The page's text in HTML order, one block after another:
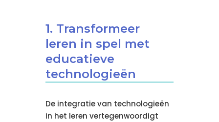
1. Transformeer
leren in spel met
educatieve
technologieën
De integratie van technologieën
in het leren vertegenwoordigt